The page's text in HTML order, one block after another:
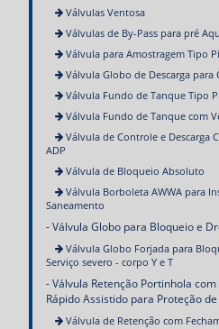
Válvulas Ventosa
Válvulas de By-Pass para pré
Válvula para Amostragem Tipo
Válvula Globo de Descarga para
Válvula Fundo de Tanque Tipo
Válvula Fundo de Tanque com
Válvula de Controle e Descarga
ADP
Válvula de Bloqueio Absoluto
Válvula Borboleta AWWA para
Saneamento
Válvula Globo para Bloqueio e
Válvula Globo Forjada para
Serviço severo - corpo Y e T
Válvula Retenção Portinhola
Rápido Assistido para Proteção
Válvula de Retenção com